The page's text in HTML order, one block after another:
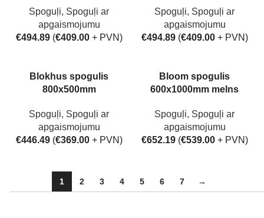
Spoguļi, Spoguļi ar
apgaismojumu
€494.89 (€409.00+ PVN)
Spoguļi, Spoguļi ar
apgaismojumu
€494.89 (€409.00+ PVN)
Blokhus spogulis
800x500mm
Spoguļi, Spoguļi ar
apgaismojumu
€446.49 (€369.00+ PVN)
Bloom spogulis
600x1000mm melns
Spoguļi, Spoguļi ar
apgaismojumu
€652.19 (€539.00+ PVN)
1 2 3 4 5 6 7 →